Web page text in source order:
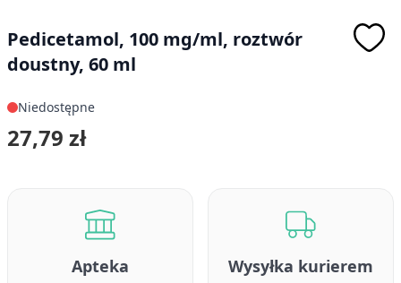
Pedicetamol, 100 mg/ml, roztwór
doustny, 60 ml
Niedostępne
27,79 zł
Apteka Wysyłka kurierem